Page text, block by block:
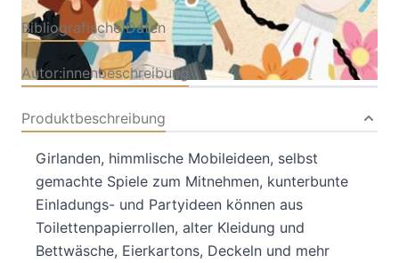
Bibliografische Daten
Autor:innenbeschreibung
Produktbeschreibung
Girlanden, himmlische Mobileideen, selbst
gemachte Spiele zum Mitnehmen, kunterbunte
Einladungs- und Partyideen können aus
Toilettenpapierrollen, alter Kleidung und
Bettwäsche, Eierkartons, Deckeln und mehr